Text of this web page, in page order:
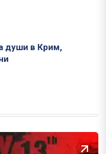
души в Крим,